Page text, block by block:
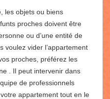
les objets ou biens
proches doivent être
ou d’une entité de
voulez vider l’appartement
proches, préférez les
. Il peut intervenir dans
de professionnels
appartement tout en le